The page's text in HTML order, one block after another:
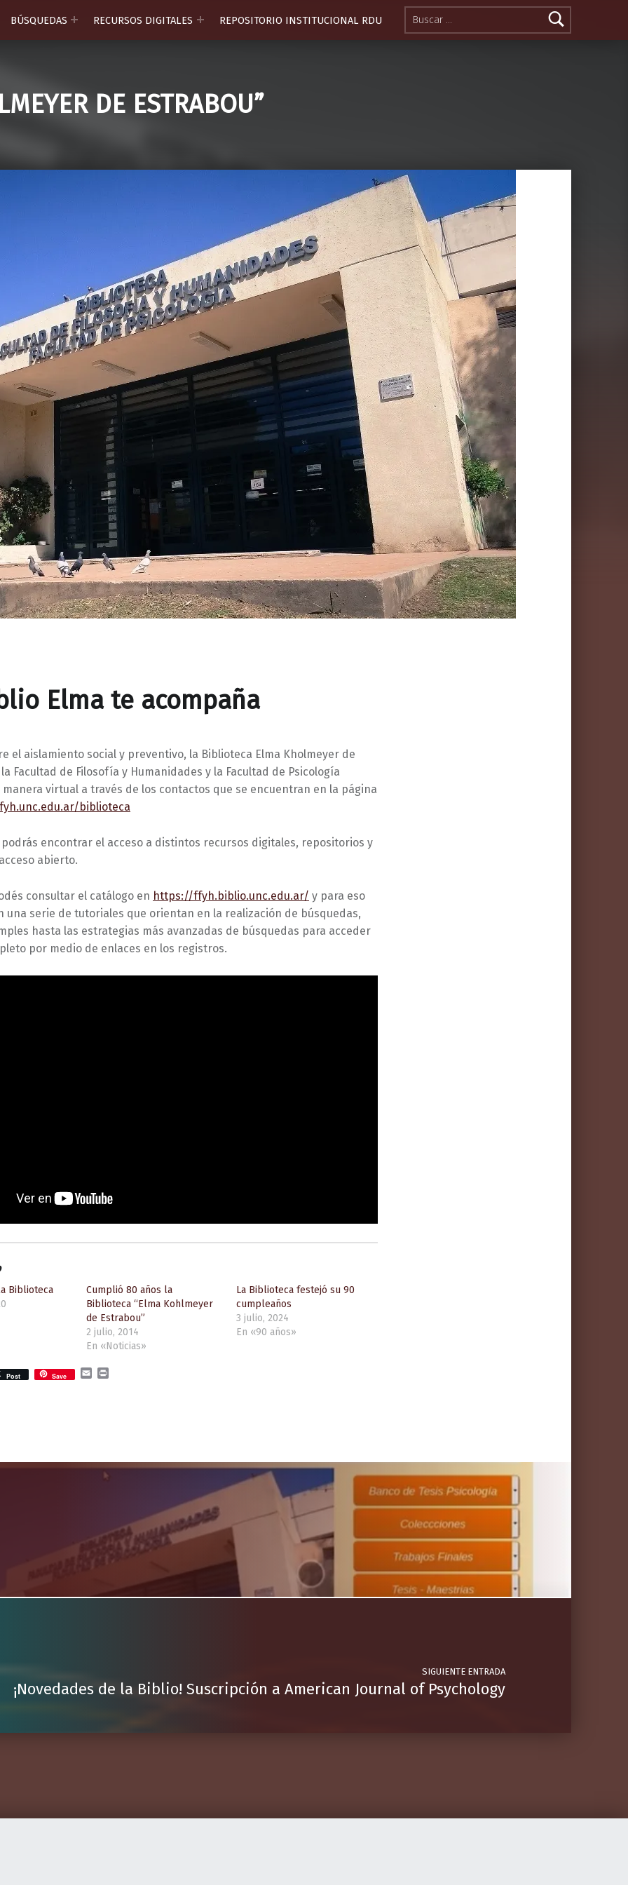
Buscar:
BÚSQUEDAS
RECURSOS DIGITALES REPOSITORIO INSTITUCIONAL RDU
DE ESTRABOU”
Elma te acompaña
el aislamiento social y preventivo, la Biblioteca Elma Kholmeyer de
Facultad de Filosofía y Humanidades y la Facultad de Psicología
virtual a través de los contactos que se encuentran en la página
biblioteca
encontrar el acceso a distintos recursos digitales, repositorios y
abierto.
consultar el catálogo en https://ffyh.biblio.unc.edu.ar/ y para eso
una serie de tutoriales que orientan en la realización de búsquedas,
hasta las estrategias más avanzadas de búsquedas para acceder
por medio de enlaces en los registros.
Biblioteca
Cumplió 80 años la
Biblioteca “Elma Kohlmeyer
de Estrabou”
2 julio, 2014
En «Noticias»
La Biblioteca festejó su 90
cumpleaños
3 julio, 2024
En «90 años»
Post Save
SIGUIENTE ENTRADA
¡Novedades de la Biblio! Suscripción a American Journal of Psychology